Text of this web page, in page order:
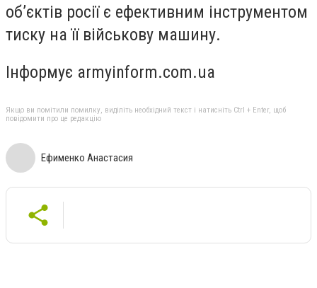
обʼєктів росії є ефективним інструментом
тиску на її військову машину.
Інформує armyinform.com.ua
Якщо ви помітили помилку, виділіть необхідний текст і натисніть Ctrl + Enter, щоб
повідомити про це редакцію
Ефименко Анастасия